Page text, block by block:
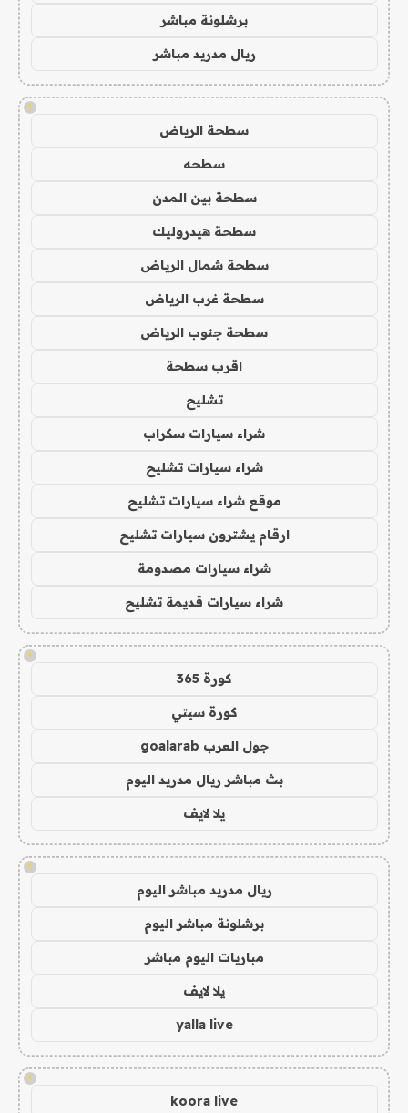
برشلونة مباشر
ريال مدريد مباشر
!
سطحة الرياض
سطحه
سطحة بين المدن
سطحة هيدروليك
سطحة شمال الرياض
سطحة غرب الرياض
سطحة جنوب الرياض
اقرب سطحة
تشليح
شراء سيارات سكراب
شراء سيارات تشليح
موقع شراء سيارات تشليح
ارقام يشترون سيارات تشليح
شراء سيارات مصدومة
شراء سيارات قديمة تشليح
!
كورة 365
كورة سيتي
جول العرب goalarab
بث مباشر ريال مدريد اليوم
يلا لايف
!
ريال مدريد مباشر اليوم
برشلونة مباشر اليوم
مباريات اليوم مباشر
يلا لايف
yalla live
!
koora live